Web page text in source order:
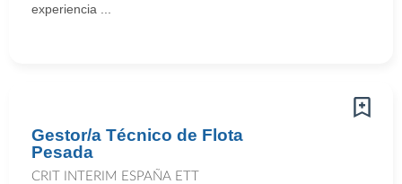
experiencia ...
Gestor/a Técnico de Flota
Pesada
CRIT INTERIM ESPAÑA ETT